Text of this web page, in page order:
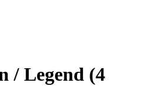
/ Legend (4